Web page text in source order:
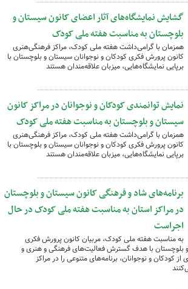
گشایش نمایشگاه‌های آثار اعضای کانون سیستان و
بلوچستان به مناسبت هفته ملی کودک
همزمان با گرامی‌داشت هفته ملی کودک، مراکز فرهنگی‌هنری
کانون پرورش فکری کودکان و نوجوانان سیستان و بلوچستان با
برپایی نمایشگاه‌هایی، میزبان علاقه‌مندان هستند
نمایش توانمندی کودکان و نوجوانان در مراکز کانون
سیستان و بلوچستان به مناسبت هفته ملی کودک
همزمان با گرامی‌داشت هفته ملی کودک، مراکز فرهنگی‌هنری
کانون پرورش فکری کودکان و نوجوانان سیستان و بلوچستان با
برپایی نمایشگاه‌هایی، میزبان علاقه‌مندان هستند
برنامه‌های شاد و فرهنگی کانون سیستان و بلوچستان
در مراکز استان به مناسبت هفته ملی کودک در حال
اجراست
به مناسبت هفته ملی کودک، مربیان کانون پرورش فکری
بلوچستان با هدف گسترش فعالیت‌های فرهنگی و هنری و
کودکان و نوجوانان، برنامه‌های متنوعی را در مراکز